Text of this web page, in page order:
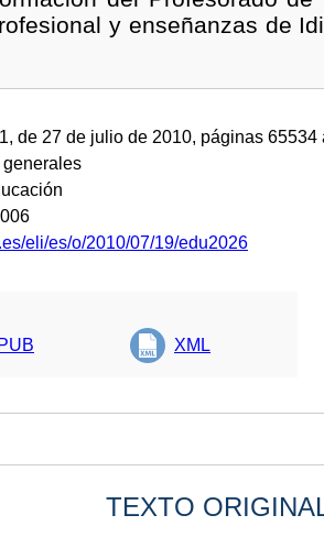
y enseñanzas de
de 27 de julio de 2010, páginas 65534
generales
eli/es/o/2010/07/19/edu2026
XML
TEXTO